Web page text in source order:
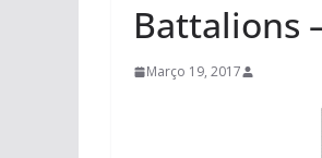
Battalions
Março 19, 2017